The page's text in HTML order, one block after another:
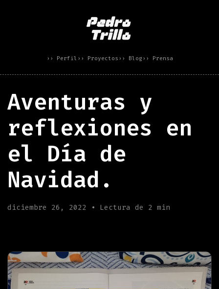
›› Perfil ›› Proyectos ›› Blog ›› Prensa
Aventuras y
reflexiones en
el Día de
Navidad.
diciembre 26, 2022 • Lectura de 2 min